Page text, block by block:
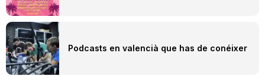
Podcasts en valencià que has de conéixer